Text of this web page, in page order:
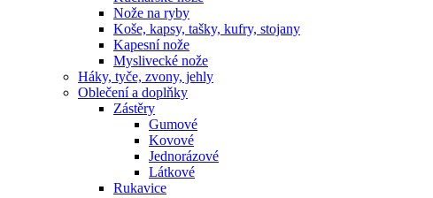
Nože na ryby
Koše, kapsy, tašky, kufry, stojany
Kapesní nože
Myslivecké nože
Háky, tyče, zvony, jehly
Oblečení a doplňky
Zástěry
Gumové
Kovové
Jednorázové
Látkové
Rukavice